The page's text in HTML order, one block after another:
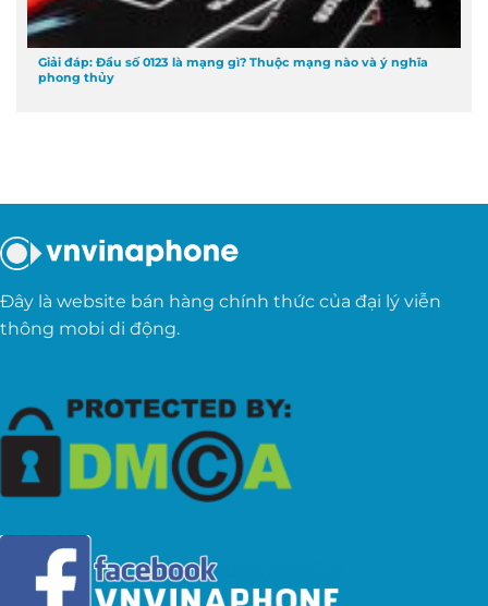
Giải đáp: Đầu số 0123 là mạng gì? Thuộc mạng nào và ý nghĩa
phong thủy
Đây là website bán hàng chính thức của đại lý viễn
thông mobi di động.